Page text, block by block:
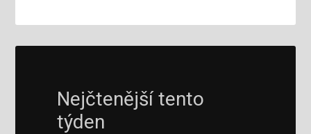
Nejčtenější tento
týden